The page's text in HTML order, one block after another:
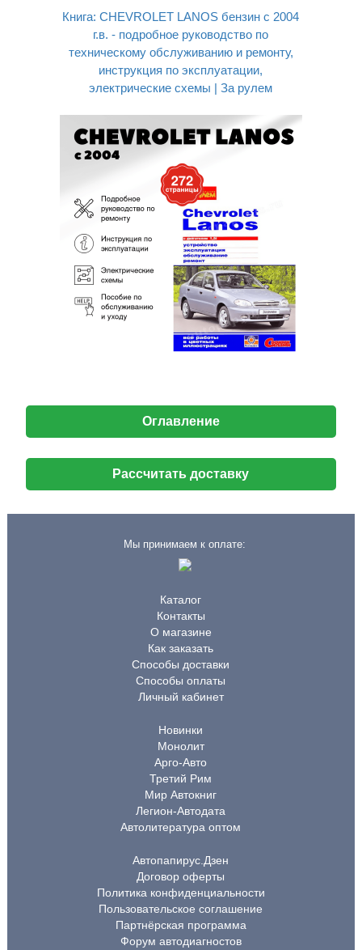
Книга: CHEVROLET LANOS бензин с 2004
г.в. - подробное руководство по
техническому обслуживанию и ремонту,
инструкция по эксплуатации,
электрические схемы | За рулем
Оглавление
Рассчитать доставку
Мы принимаем к оплате:
Каталог
Контакты
О магазине
Как заказать
Способы доставки
Способы оплаты
Личный кабинет
Новинки
Монолит
Арго-Авто
Третий Рим
Мир Автокниг
Легион-Автодата
Автолитература оптом
Автопапирус.Дзен
Договор оферты
Политика конфиденциальности
Пользовательское соглашение
Партнёрская программа
Форум автодиагностов